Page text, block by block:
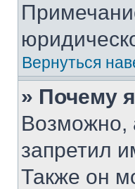
Вернуться
» Почему
Возможно,
запретил
Также он